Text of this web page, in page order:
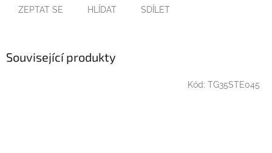
ZEPTAT SE HLÍDAT SDÍLET
Související produkty
Kód: TG35STE045